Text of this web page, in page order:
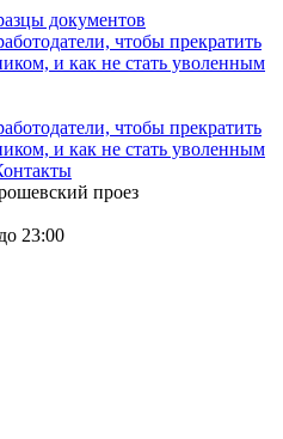
документов
проез
23:00